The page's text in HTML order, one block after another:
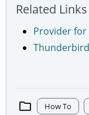
Related Links
Provider for
folder How To